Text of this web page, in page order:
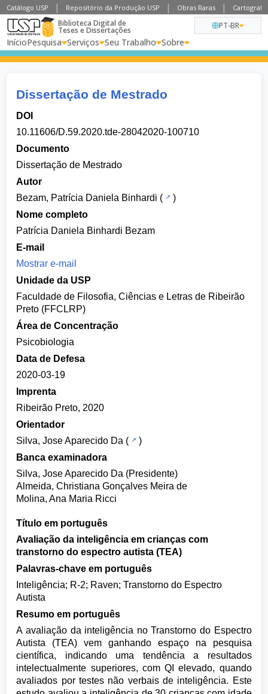
Catálogo USP Repositório da Produção USP Obras Raras
Biblioteca Digital de
Teses e Dissertações
InícioPesquisa Serviços Seu Trabalho Sobre
PT-BR
Dissertação de Mestrado
DOI
10.11606/D.59.2020.tde-28042020-100710
Documento
Dissertação de Mestrado
Autor
Bezam, Patrícia Daniela Binhardi (
)
Nome completo
Patrícia Daniela Binhardi Bezam
E-mail
Mostrar e-mail
Unidade da USP
Faculdade de Filosofia, Ciências e Letras de Ribeirão
Preto (FFCLRP)
Área de Concentração
Psicobiologia
Data de Defesa
2020-03-19
Imprenta
Ribeirão Preto, 2020
Orientador
Silva, Jose Aparecido Da (
)
Banca examinadora
Silva, Jose Aparecido Da (Presidente)
Almeida, Christiana Gonçalves Meira de
Molina, Ana Maria Ricci
Título em português
Avaliação da inteligência em crianças com
transtorno do espectro autista (TEA)
Palavras-chave em português
Inteligência; R-2; Raven; Transtorno do Espectro
Autista
Resumo em português
A avaliação da inteligência no Transtorno do Espectro
Autista (TEA) vem ganhando espaço na pesquisa
científica, indicando uma tendência a resultados
intelectualmente superiores, com QI elevado, quando
avaliados por testes não verbais de inteligência. Este